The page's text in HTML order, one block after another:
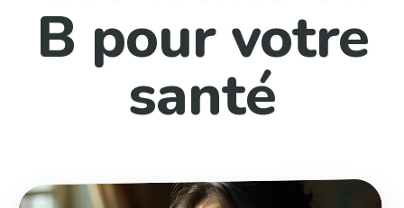
B pour votre
santé